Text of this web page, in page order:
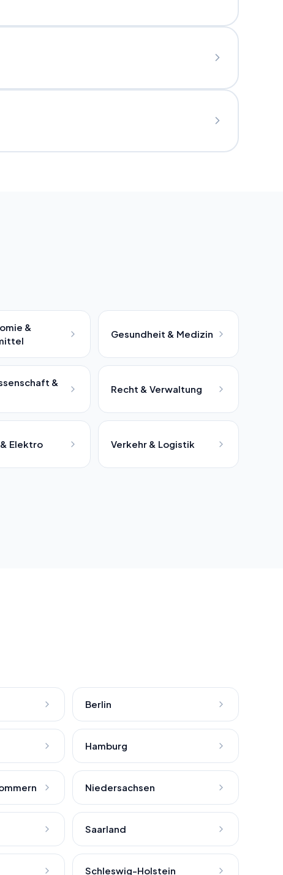
&
Gesundheit & Medizin
&
Recht & Verwaltung
Elektro Verkehr & Logistik
Berlin
Hamburg
Niedersachsen
Saarland
Schleswig-Holstein